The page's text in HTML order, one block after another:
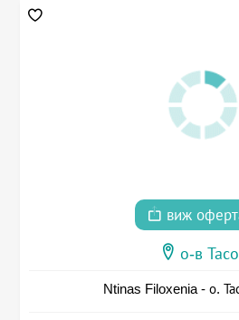
виж
о-в
Ntinas Filoxenia - о.